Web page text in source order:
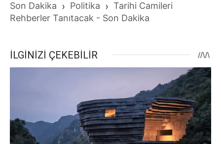
Son Dakika › Politika › Tarihi Camileri
Rehberler Tanıtacak - Son Dakika